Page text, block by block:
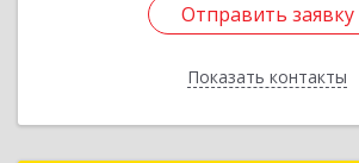
Отправить заявку
Показать контакты
Отправить заявку
Назад